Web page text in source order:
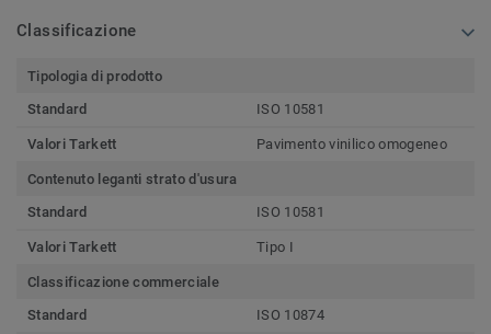
Classificazione
Tipologia di prodotto
Standard
ISO 10581
Valori Tarkett Pavimento vinilico omogeneo
Contenuto leganti strato d'usura
Standard
ISO 10581
Valori Tarkett Tipo I
Classificazione commerciale
Standard
ISO 10874